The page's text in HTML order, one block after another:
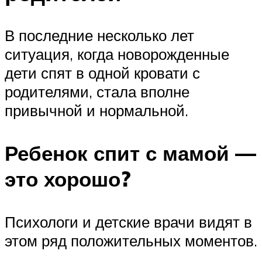
В последние несколько лет
ситуация, когда новорожденные
дети спят в одной кровати с
родителями, стала вполне
привычной и нормальной.
Ребенок спит с мамой —
это хорошо?
Психологи и детские врачи видят в
этом ряд положительных моментов.